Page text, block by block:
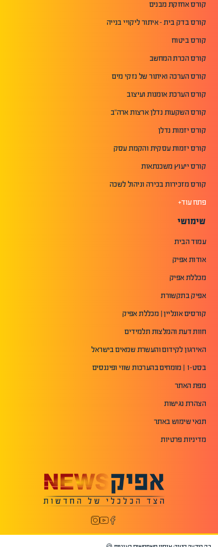
קורס אחזקת מבנים
קורס בדק בית - איתור ליקויי בנייה
קורס ביטוח
קורס הכרת המחשב
קורס הערכה ואיתור של נזקי מים
קורס הערכת אומנות ועיצוב
קורס השקעות נדלן ארצות ארה"ב
קורס יזמות נדלן
קורס יזמות עסקית והקמת עסק
קורס ייעוץ משכנתאות
קורס מזכירות בכירה וניהול לשכה
פתח עוד+
שימושי
עמוד הבית
אודות אפיק
מכללת אפיק
אפיק בתקשורת
קורסים אונליין | מכללת אפיק
חוות דעת והמלצות תלמידים
האירגון לקידום והעשרת שמאים בישראל
בסט-1 | מומחים בהערכות שווי ופיננסים
מפת האתר
הצהרת נגישות
תנאי שימוש באתר
מדיניות פרטיות